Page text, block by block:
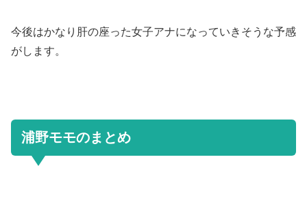
今後はかなり肝の座った女子アナになっていきそうな予感
がします。
浦野モモのまとめ